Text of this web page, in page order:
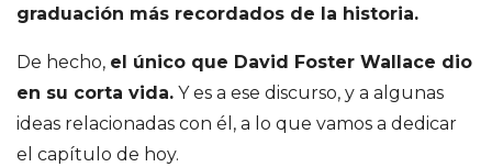
a
g
o
graduación más recordados de la historia.
De hecho, el único que David Foster Wallace dio
en su corta vida. Y es a ese discurso, y a algunas
ideas relacionadas con él, a lo que vamos a dedicar
el capítulo de hoy.